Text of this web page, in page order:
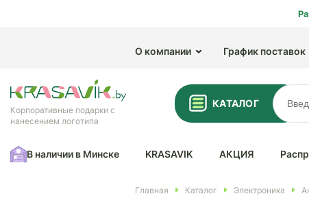
О компании График поставок
Корпоративные подарки с
нанесением логотипа
КАТАЛОГ
В наличии в Минске KRASAVIK АКЦИЯ
Главная Каталог Электроника